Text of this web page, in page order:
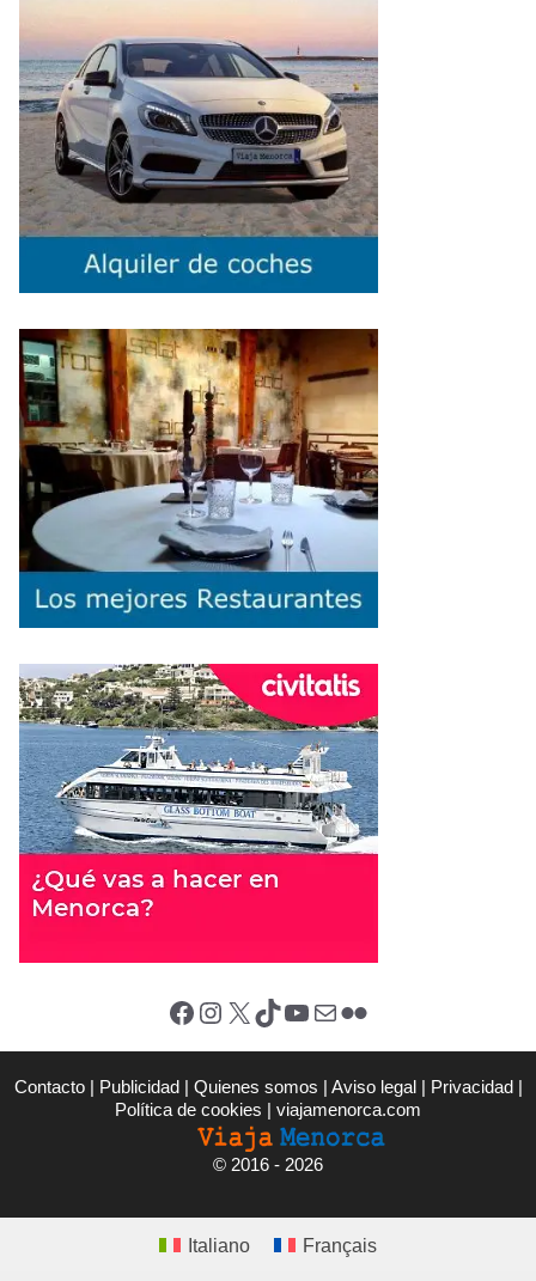
Facebook Instagram X (Twitter) TikTok YouTube Correo electrónico Flickr
Contacto | Publicidad | Quienes somos | Aviso legal | Privacidad |
Política de cookies | viajamenorca.com
© 2016 - 2026
Italiano Français